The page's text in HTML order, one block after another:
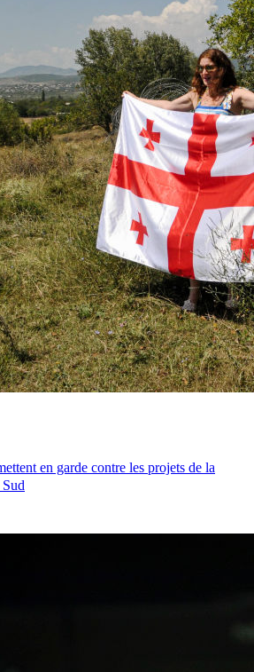
en garde contre les projets de la